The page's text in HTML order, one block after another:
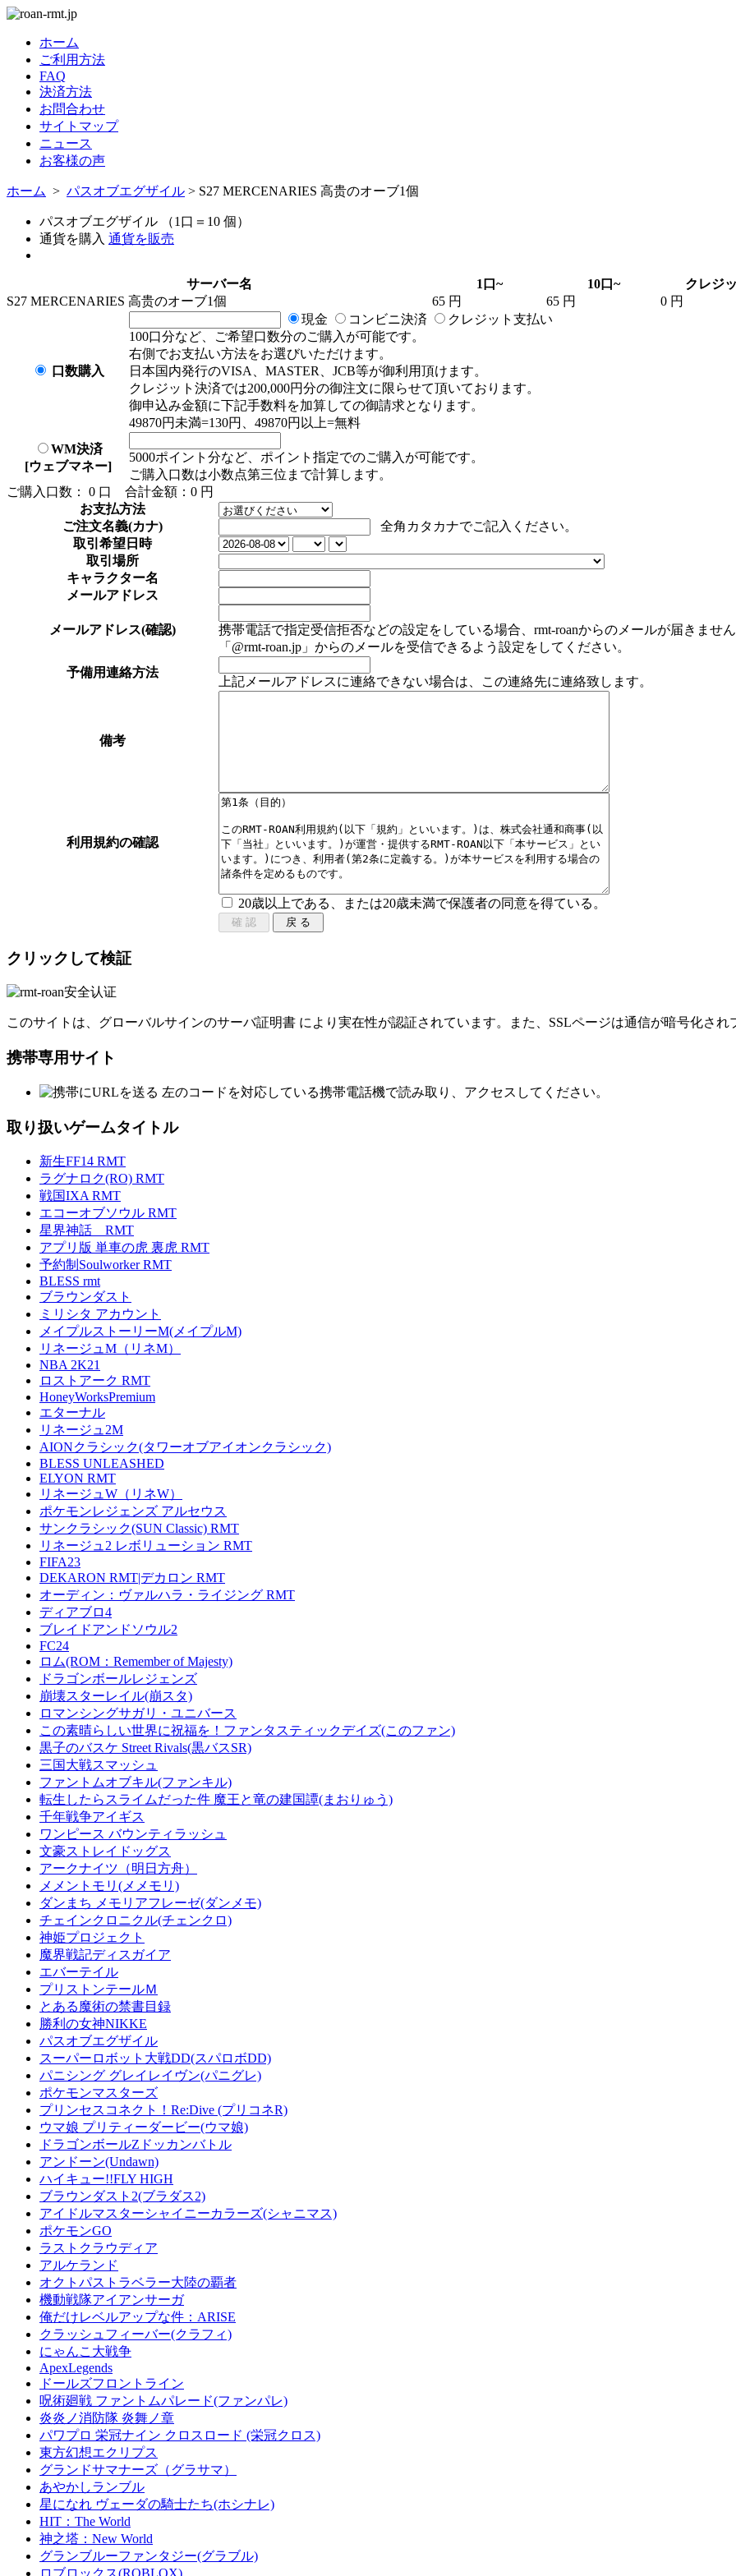
ホーム
ご利用方法
FAQ
決済方法
お問合わせ
サイトマップ
ニュース
お客様の声
ホーム > パスオブエグザイル > S27 MERCENARIES 高贵のオーブ1個
パスオブエグザイル （1口＝10 個）
通貨を購入 通貨を販売
サーバー名 1口~ 10口~ クレジ
S27 MERCENARIES 高贵のオーブ1個
65 円 65 円 0 円
口数購入
現金 コンビニ決済
クレジット支払い
100口分など、ご希望口数分のご購入が可能です。
右側でお支払い方法をお選びいただけます。
日本国内発行のVISA、MASTER、JCB等が御利用頂けます。
クレジット決済では200,000円分の御注文に限らせて頂いております。
御申込み金額に下記手数料を加算しての御請求となります。
49870円未満=130円、49870円以上=無料
WM決済
[ウェブマネー]
5000ポイント分など、ポイント指定でのご購入が可能です。
ご購入口数は小数点第三位まで計算します。
ご購入口数： 0 口 合計金額： 0 円
お支払方法
ご注文名義(カナ)
全角カタカナでご記入ください。
取引希望日時
取引場所
キャラクター名
メールアドレス
メールアドレス(確認)
携帯電話で指定受信拒否などの設定をしている場合、rmt-roanからのメールが届きません
「@rmt-roan.jp」からのメールを受信できるよう設定をしてください。
予備用連絡方法
上記メールアドレスに連絡できない場合は、この連絡先に連絡致します。
備考
利用規約の確認
20歳以上である、または20歳未満で保護者の同意を得ている。
クリックして検証
このサイトは、グローバルサインのサーバ証明書 により実在性が認証されています。また、SSLページは通信が暗号化され
携帯専用サイト
左のコードを対応している携帯電話機で読み取り、アクセスしてください。
取り扱いゲームタイトル
新生FF14 RMT
ラグナロク(RO) RMT
戦国IXA RMT
エコーオブソウル RMT
星界神話 RMT
アプリ版 単車の虎 裏虎 RMT
予約制Soulworker RMT
BLESS rmt
ブラウンダスト
ミリシタ アカウント
メイプルストーリーM(メイプルM)
リネージュM（リネM）
NBA 2K21
ロストアーク RMT
HoneyWorksPremium
エターナル
リネージュ2M
AIONクラシック(タワーオブアイオンクラシック)
BLESS UNLEASHED
ELYON RMT
リネージュW（リネW）
ポケモンレジェンズ アルセウス
サンクラシック(SUN Classic) RMT
リネージュ2 レボリューション RMT
FIFA23
DEKARON RMT|デカロン RMT
オーディン：ヴァルハラ・ライジング RMT
ディアブロ4
ブレイドアンドソウル2
FC24
ロム(ROM：Remember of Majesty)
ドラゴンボールレジェンズ
崩壊スターレイル(崩スタ)
ロマンシングサガリ・ユニバース
この素晴らしい世界に祝福を！ファンタスティックデイズ(このファン)
黒子のバスケ Street Rivals(黒バスSR)
三国大戦スマッシュ
ファントムオブキル(ファンキル)
転生したらスライムだった件 魔王と竜の建国譚(まおりゅう)
千年戦争アイギス
ワンピース バウンティラッシュ
文豪ストレイドッグス
アークナイツ（明日方舟）
メメントモリ(メメモリ)
ダンまち メモリアフレーゼ(ダンメモ)
チェインクロニクル(チェンクロ)
神姫プロジェクト
魔界戦記ディスガイア
エバーテイル
プリストンテールＭ
とある魔術の禁書目録
勝利の女神NIKKE
パスオブエグザイル
スーパーロボット大戦DD(スパロボDD)
パニシング グレイレイヴン(パニグレ)
ポケモンマスターズ
プリンセスコネクト！Re:Dive (プリコネR)
ウマ娘 プリティーダービー(ウマ娘)
ドラゴンボールZドッカンバトル
アンドーン(Undawn)
ハイキュー!!FLY HIGH
ブラウンダスト2(ブラダス2)
アイドルマスターシャイニーカラーズ(シャニマス)
ポケモンGO
ラストクラウディア
アルケランド
オクトパストラベラー大陸の覇者
機動戦隊アイアンサーガ
俺だけレベルアップな件：ARISE
クラッシュフィーバー(クラフィ)
にゃんこ大戦争
ApexLegends
ドールズフロントライン
呪術廻戦 ファントムパレード(ファンパレ)
炎炎ノ消防隊 炎舞ノ章
パワプロ 栄冠ナイン クロスロード (栄冠クロス)
東方幻想エクリプス
グランドサマナーズ（グラサマ）
あやかしランブル
星になれ ヴェーダの騎士たち(ホシナレ)
HIT：The World
神之塔：New World
グランブルーファンタジー(グラブル)